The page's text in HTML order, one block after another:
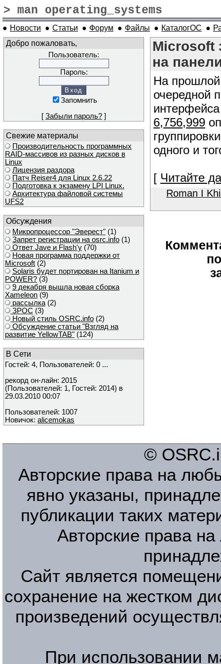
> man operating_systems
● Новости ● Статьи ● Форум ● Файлы ● КаталогОС ●
Добро пожаловать,
Пользователь:
Пароль:
Запомнить
[ Забыли пароль? ]
Свежие материалы
Производительность программных
RAID-массивов из разных дисков в
Linux
Лицензия раздора
Патч Reiser4 для Linux 2.6.22
Подготовка к экзамену LPI Linux.
Архитектура файловой системы
UFS2
Обсуждения
Микропроцессор "Эверест" (1)
Запрет регистрации на osrc.info (1)
Ответ Javе и Flash'у (70)
Новая программа поддержки от
Microsoft (2)
Solaris будет портирован на Itanium и
POWER? (3)
9 декабря вышла новая сборка
Xameleon (9)
рассылка (2)
ЗРОС (3)
Новый стиль OSRC.info (2)
Обсуждение статьи "Взгляд на
развитие YellowTAB" (124)
В Сети
Гостей: 4, Пользователей: 0 ...
рекорд он-лайн: 2015
(Пользователей: 1, Гостей: 2014) в
29.03.2010 00:07
Пользователей: 1007
Новичок: alicemokas
Microsoft
на
На прошлой
очередной
6,756,999
одного и
[ Читайте
Roman I
©
Авторские права на
явно указаны,
публикации таких
Авторские права
Сайт является
сохранение на жестком
произведений
При использовании